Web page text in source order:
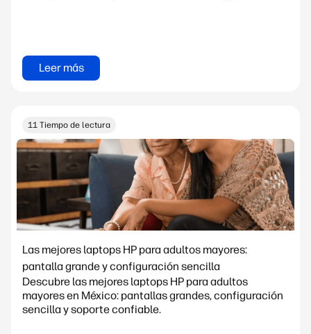
Leer más
11 Tiempo de lectura
Las mejores laptops HP para adultos mayores:
pantalla grande y configuración sencilla
Descubre las mejores laptops HP para adultos
mayores en México: pantallas grandes, configuración
sencilla y soporte confiable.